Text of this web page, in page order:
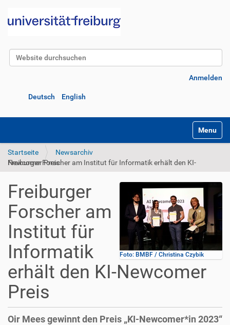
Website durchsuchen
Anmelden
Deutsch English
Startseite
Newsarchiv
Freiburger Forscher am Institut für Informatik erhält den KI-Newcomer Preis
Foto: BMBF / Christina Czybik
Freiburger
Forscher am
Institut für
Informatik
erhält den KI-Newcomer
Preis
Oir Mees gewinnt den Preis „KI-Newcomer*in 2023“